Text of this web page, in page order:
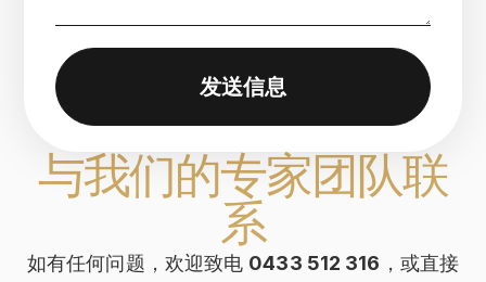
与我们的专家团队联
系
如有任何问题，欢迎致电 0433 512 316 ，或直接
发送信息